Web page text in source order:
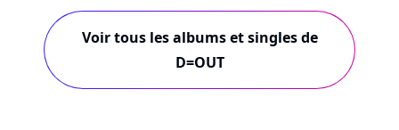
Voir tous les albums et singles de
D=OUT